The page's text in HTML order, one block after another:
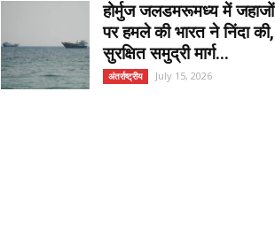
होर्मुज जलडमरूमध्य में जहाजों
पर हमले की भारत ने निंदा की,
सुरक्षित समुद्री मार्ग...
अंतर्राष्ट्रीय July 15, 2026